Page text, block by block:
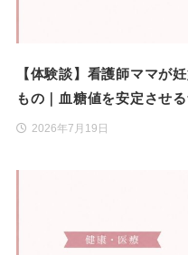
【体験談】看護師ママが
もの｜血糖値を安定させ
2026年7月19日